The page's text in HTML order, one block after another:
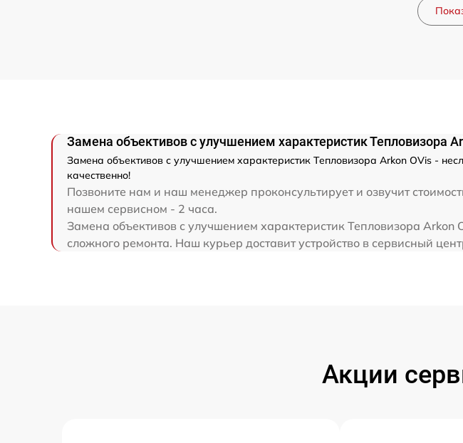
Замена объективов с улучшением характеристик Тепловизора
Замена объективов с улучшением характеристик Тепловизора Arkon OVis -
качественно!
Позвоните нам и наш менеджер проконсультирует и озвучит
нашем сервисном - 2 часа.
Замена объективов с улучшением характеристик Тепловизора Arkon
сложного ремонта. Наш курьер доставит устройство в сервисный
Акции